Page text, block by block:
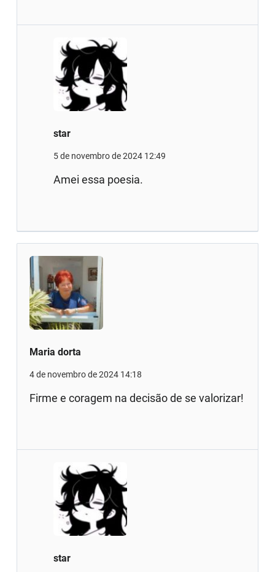
star
5 de novembro de 2024 12:49
Amei essa poesia.
Maria dorta
4 de novembro de 2024 14:18
Firme e coragem na decisão de se valorizar!
star